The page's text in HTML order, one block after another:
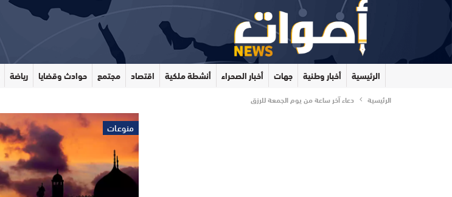
الرئيسية أخبار وطنية جهات أخبار الصحراء أنشطة ملكية اقتصاد مجتمع حوادث وقضايا رياضة
الرئيسية دعاء آخر ساعة من يوم الجمعة للرزق
منوعات